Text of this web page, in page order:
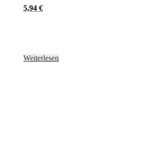
5,94 €
Weiterlesen